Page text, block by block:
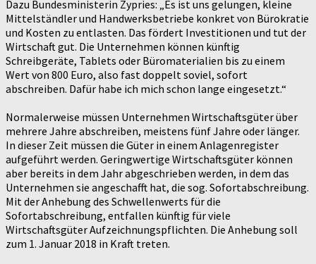
Dazu Bundesministerin Zypries: „Es ist uns gelungen, kleine
Mittelständler und Handwerksbetriebe konkret von Bürokratie
und Kosten zu entlasten. Das fördert Investitionen und tut der
Wirtschaft gut. Die Unternehmen können künftig
Schreibgeräte, Tablets oder Büromaterialien bis zu einem
Wert von 800 Euro, also fast doppelt soviel, sofort
abschreiben. Dafür habe ich mich schon lange eingesetzt.“
Normalerweise müssen Unternehmen Wirtschaftsgüter über
mehrere Jahre abschreiben, meistens fünf Jahre oder länger.
In dieser Zeit müssen die Güter in einem Anlagenregister
aufgeführt werden. Geringwertige Wirtschaftsgüter können
aber bereits in dem Jahr abgeschrieben werden, in dem das
Unternehmen sie angeschafft hat, die sog. Sofortabschreibung.
Mit der Anhebung des Schwellenwerts für die
Sofortabschreibung, entfallen künftig für viele
Wirtschaftsgüter Aufzeichnungspflichten. Die Anhebung soll
zum 1. Januar 2018 in Kraft treten.